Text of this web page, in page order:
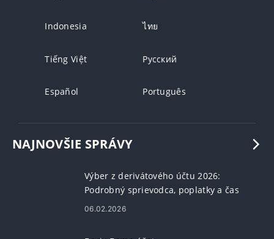
Indonesia ไทย
Tiếng Việt Русский
Español Português
NAJNOVŠIE SPRÁVY
Výber z derivátového účtu 2026:
Podrobný sprievodca, poplatky a čas
spracovania
06.02.2026